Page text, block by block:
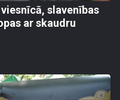
slavenības
ar skaudru